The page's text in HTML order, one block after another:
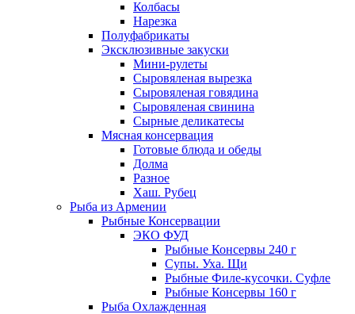
Колбасы
Нарезка
Полуфабрикаты
Эксклюзивные закуски
Мини-рулеты
Сыровяленая вырезка
Сыровяленая говядина
Сыровяленая свинина
Сырные деликатесы
Мясная консервация
Готовые блюда и обеды
Долма
Разное
Хаш. Рубец
Рыба из Армении
Рыбные Консервации
ЭКО ФУД
Рыбные Консервы 240 г
Супы. Уха. Щи
Рыбные Филе-кусочки. Суфле
Рыбные Консервы 160 г
Рыба Охлажденная